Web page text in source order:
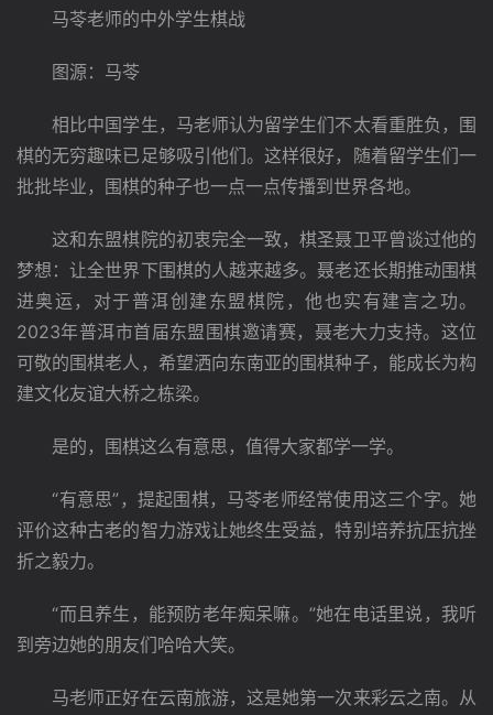
马苓老师的中外学生棋战
图源：马苓
相比中国学生，马老师认为留学生们不太看重胜负，围
棋的无穷趣味已足够吸引他们。这样很好，随着留学生们一
批批毕业，围棋的种子也一点一点传播到世界各地。
这和东盟棋院的初衷完全一致，棋圣聂卫平曾谈过他的
梦想：让全世界下围棋的人越来越多。聂老还长期推动围棋
进奥运，对于普洱创建东盟棋院，他也实有建言之功。
2023年普洱市首届东盟围棋邀请赛，聂老大力支持。这位
可敬的围棋老人，希望洒向东南亚的围棋种子，能成长为构
建文化友谊大桥之栋梁。
是的，围棋这么有意思，值得大家都学一学。
“有意思”，提起围棋，马苓老师经常使用这三个字。她
评价这种古老的智力游戏让她终生受益，特别培养抗压抗挫
折之毅力。
“而且养生，能预防老年痴呆嘛。”她在电话里说，我听
到旁边她的朋友们哈哈大笑。
马老师正好在云南旅游，这是她第一次来彩云之南。从